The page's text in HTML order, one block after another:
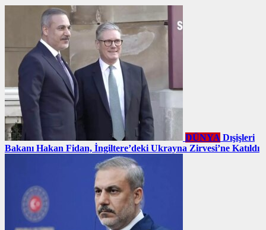
DÜNYA Dışişleri
Bakanı Hakan Fidan, İngiltere’deki Ukrayna Zirvesi’ne Katıldı